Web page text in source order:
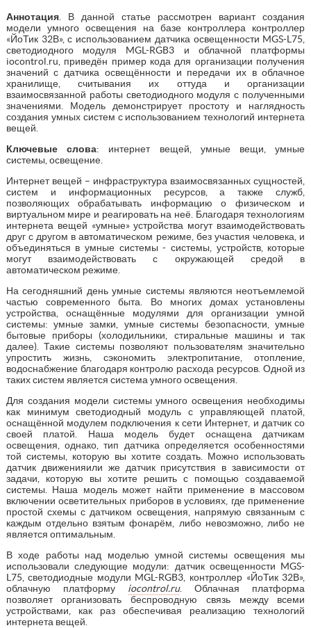
Аннотация. В данной статье рассмотрен вариант создания
модели умного освещения на базе контроллера контроллер
«ЙоТик 32В», с использованием датчика освещенности MGS-L75,
светодиодного модуля MGL-RGB3 и облачной платформы
iocontrol.ru, приведён пример кода для организации получения
значений с датчика освещённости и передачи их в облачное
хранилище, считывания их оттуда и организации
взаимосвязанной работы светодиодного модуля с полученными
значениями. Модель демонстрирует простоту и наглядность
создания умных систем с использованием технологий интернета
вещей.
Ключевые слова: интернет вещей, умные вещи, умные
системы, освещение.
Интернет вещей – инфраструктура взаимосвязанных сущностей,
систем и информационных ресурсов, а также служб,
позволяющих обрабатывать информацию о физическом и
виртуальном мире и реагировать на неё. Благодаря технологиям
интернета вещей «умные» устройства могут взаимодействовать
друг с другом в автоматическом режиме, без участия человека, и
объединяться в умные системы - системы, устройств, которые
могут взаимодействовать с окружающей средой в
автоматическом режиме.
На сегодняшний день умные системы являются неотъемлемой
частью современного быта. Во многих домах установлены
устройства, оснащённые модулями для организации умной
системы: умные замки, умные системы безопасности, умные
бытовые приборы (холодильники, стиральные машины и так
далее). Такие системы позволяют пользователям значительно
упростить жизнь, сэкономить электропитание, отопление,
водоснабжение благодаря контролю расхода ресурсов. Одной из
таких систем является система умного освещения.
Для создания модели системы умного освещения необходимы
как минимум светодиодный модуль с управляющей платой,
оснащённой модулем подключения к сети Интернет, и датчик со
своей платой. Наша модель будет оснащена датчикам
освещения, однако, тип датчика определяется особенностями
той системы, которую вы хотите создать. Можно использовать
датчик движенияили же датчик присутствия в зависимости от
задачи, которую вы хотите решить с помощью создаваемой
системы. Наша модель может найти применение в массовом
включении осветительных приборов в условиях, где применение
простой схемы с датчиком освещения, напрямую связанным с
каждым отдельно взятым фонарём, либо невозможно, либо не
является оптимальным.
В ходе работы над моделью умной системы освещения мы
использовали следующие модули: датчик освещенности MGS-
L75, светодиодные модули MGL-RGB3, контроллер «ЙоТик 32В»,
облачную платформу iocontrol.ru. Облачная платформа
позволяет организовать беспроводную связь между всеми
устройствами, как раз обеспечивая реализацию технологий
интернета вещей.